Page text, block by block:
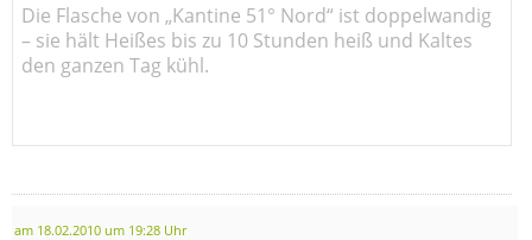
Die Flasche von „Kantine 51° Nord“ ist doppelwandig
– sie hält Heißes bis zu 10 Stunden heiß und Kaltes
den ganzen Tag kühl.
am 18.02.2010 um 19:28 Uhr